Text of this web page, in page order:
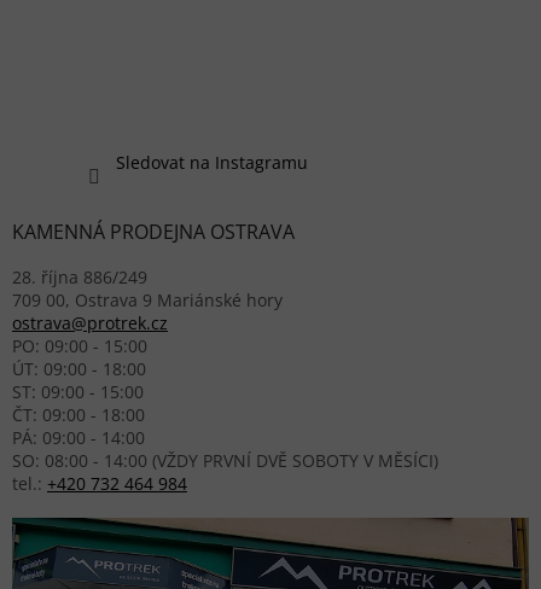
Sledovat na Instagramu
KAMENNÁ PRODEJNA OSTRAVA
28. října 886/249
709 00, Ostrava 9 Mariánské hory
ostrava@protrek.cz
PO: 09:00 - 15:00
ÚT: 09:00 - 18:00
ST: 09:00 - 15:00
ČT: 09:00 - 18:00
PÁ: 09:00 - 14:00
SO: 08:00 - 14:00 (VŽDY PRVNÍ DVĚ SOBOTY V MĚSÍCI)
tel.: +420 732 464 984